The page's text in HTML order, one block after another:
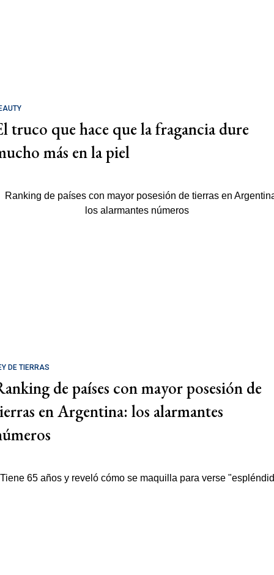
truco que hace que la fragancia dure
más en la piel
DE TIERRAS
de países con mayor posesión de
en Argentina: los alarmantes